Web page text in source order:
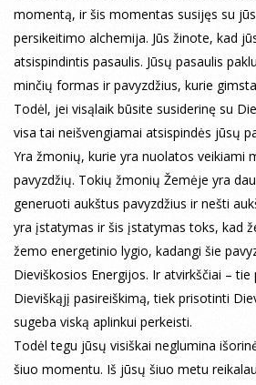
momentą, ir šis momentas susijęs su
persikeitimo alchemija. Jūs žinote, kad
atsispindintis pasaulis. Jūsų pasaulis
minčių formas ir pavyzdžius, kurie
Todėl, jei visąlaik būsite susiderinę su
visa tai neišvengiamai atsispindės jūsų
Yra žmonių, kurie yra nuolatos veikiami
pavyzdžių. Tokių žmonių Žemėje yra
generuoti aukštus pavyzdžius ir nešti
yra įstatymas ir šis įstatymas toks, kad
žemo energetinio lygio, kadangi šie
Dieviškosios Energijos. Ir atvirkščiai – tie
Dieviškąjį pasireiškimą, tiek prisotinti
sugeba viską aplinkui perkeisti.
Todėl tegu jūsų visiškai neglumina
šiuo momentu. Iš jūsų šiuo metu